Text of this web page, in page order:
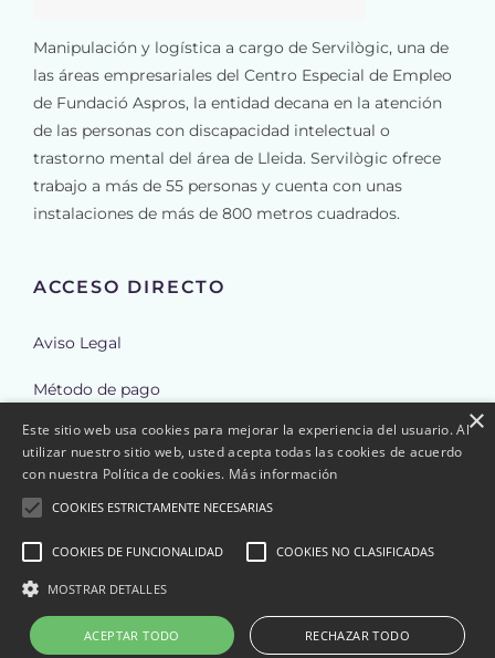
Manipulación y logística a cargo de Servilògic, una de
las áreas empresariales del Centro Especial de Empleo
de Fundació Aspros, la entidad decana en la atención
de las personas con discapacidad intelectual o
trastorno mental del área de Lleida. Servilògic ofrece
trabajo a más de 55 personas y cuenta con unas
instalaciones de más de 800 metros cuadrados.
ACCESO DIRECTO
Aviso Legal
Método de pago
Envíos
Reembolso y cancelación de pedidos
Mi Cuenta
×
Este sitio web usa cookies para mejorar la experiencia del usuario. Al
utilizar nuestro sitio web, usted acepta todas las cookies de acuerdo
con nuestra Política de cookies. Más información
COOKIES ESTRICTAMENTE NECESARIAS
COOKIES DE FUNCIONALIDAD COOKIES NO CLASIFICADAS
MOSTRAR DETALLES
ACEPTAR TODO RECHAZAR TODO